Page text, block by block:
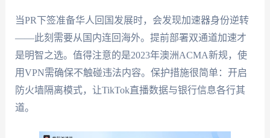
当PR下签准备华人回国发展时，会发现加速器身份逆转
——此刻需要从国内连回海外。提前部署双通道加速才
是明智之选。值得注意的是2023年澳洲ACMA新规，使
用VPN需确保不触碰违法内容。保护措施很简单：开启
防火墙隔离模式，让TikTok直播数据与银行信息各行其
道。